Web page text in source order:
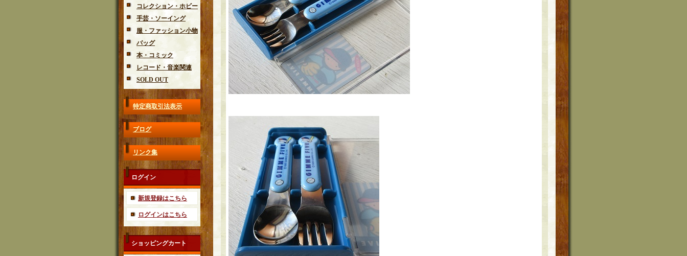
コレクション・ホビー
手芸・ソーイング
服・ファッション小物
バッグ
本・コミック
レコード・音楽関連
SOLD OUT
特定商取引法表示
ブログ
リンク集
ログイン
新規登録はこちら
ログインはこちら
ショッピングカート